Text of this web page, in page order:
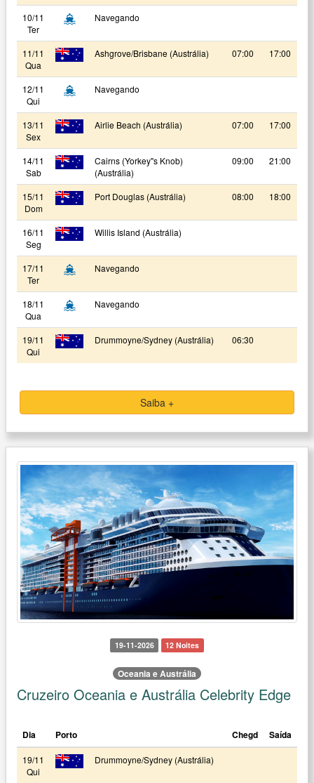
10/11
Ter
Navegando
11/11
Qua
Ashgrove/Brisbane (Austrália) 07:00 17:00
12/11
Qui
Navegando
13/11
Sex
Airlie Beach (Austrália) 07:00 17:00
14/11
Sab
Cairns (Yorkey"s Knob)
(Austrália)
09:00 21:00
15/11
Dom
Port Douglas (Austrália) 08:00 18:00
16/11
Seg
Willis Island (Austrália)
17/11
Ter
Navegando
18/11
Qua
Navegando
19/11
Qui
Drummoyne/Sydney (Austrália) 06:30
Saiba +
19-11-2026 12 Noites
Oceania e Austrália
Cruzeiro Oceania e Austrália Celebrity Edge
Dia Porto Chegd Saída
19/11
Qui
Drummoyne/Sydney (Austrália)